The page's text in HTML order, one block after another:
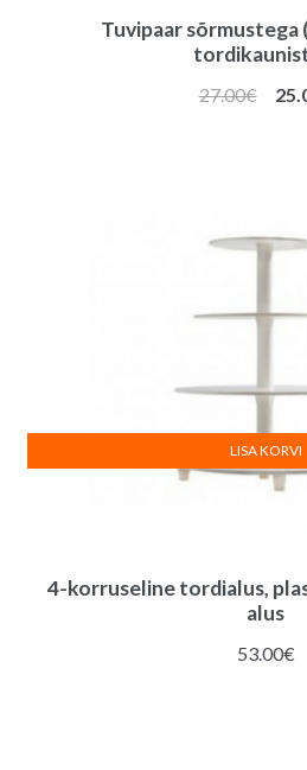
Tuvipaar
27.00€
Algne
4-korruseline tordialus,
alus
53.00€
LISA KORVI